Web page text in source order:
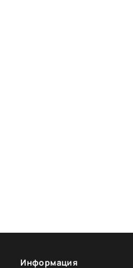
Информация